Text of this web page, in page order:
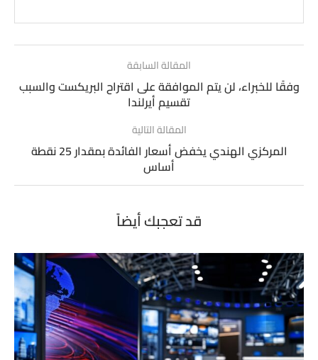
المقالة السابقة
وفقًا للخبراء، لن يتم الموافقة على اقتراح البريكست والسبب
تقسيم أيرلندا
المقالة التالية
المركزي الهندي يخفض أسعار الفائدة بمقدار 25 نقطة
أساس
قد تعجبك أيضاً